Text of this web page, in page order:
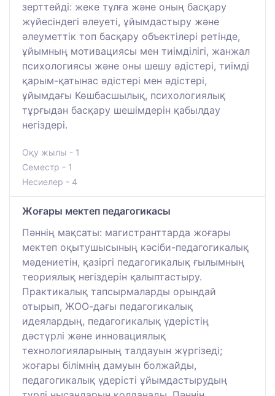
зерттейді: жеке тұлға және оның басқару
жүйесіндегі әлеуеті, ұйымдастыру және
әлеуметтік топ басқару объектілері ретінде,
ұйымның мотивациясы мен тиімділігі, жанжал
психологиясы және оны шешу әдістері, тиімді
қарым-қатынас әдістері мен әдістері,
ұйымдағы Көшбасшылық, психологиялық
тұрғыдан басқару шешімдерін қабылдау
негіздері.
Оқу жылы - 1
Семестр - 1
Несиелер - 4
Жоғары мектеп педагогикасы
Пәннің мақсаты: магистранттарда жоғары
мектеп оқытушысының кәсіби-педагогикалық
мәдениетін, қазіргі педагогикалық ғылымның
теориялық негіздерін қалыптастыру.
Практикалық тапсырмаларды орындай
отырып, ЖОО-дағы педагогикалық
идеялардың, педагогикалық үдерістің
дәстүрлі және инновациялық
технологияларының талдауын жүргізеді;
жоғары білімнің дамуын болжайды,
педагогикалық үдерісті ұйымдастырудың